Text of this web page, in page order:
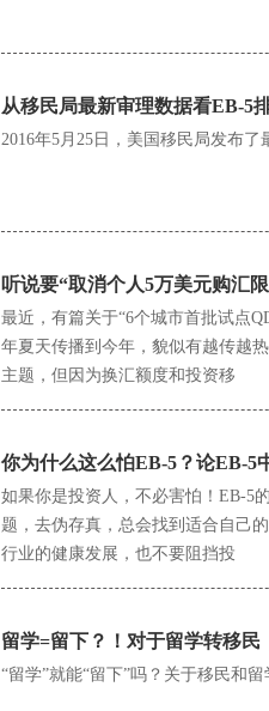
从移民局最新审理数据看EB-5
2016年5月25日，美国移民局发布
听说要“取消个人5万美元购汇
最近，有篇关于“6个城市首批试点
年夏天传播到今年，貌似有越传越
主题，但因为换汇额度和投资移
你为什么这么怕EB-5？论EB-5
如果你是投资人，不必害怕！EB-5
题，去伪存真，总会找到适合自己
行业的健康发展，也不要阻挡投
留学=留下？！对于留学转移
“留学”就能“留下”吗？关于移民和